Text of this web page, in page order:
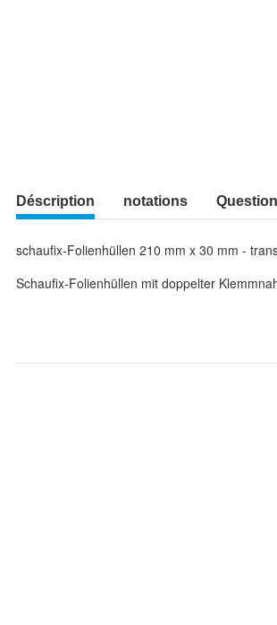
Déscription notations
schaufix-Folienhüllen 210 mm x 30 mm -
Schaufix-Folienhüllen mit doppelter